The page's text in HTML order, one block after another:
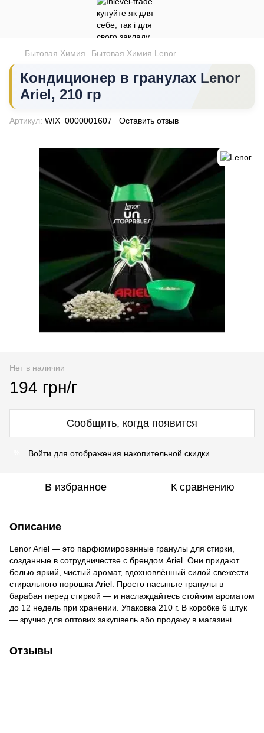
Бытовая Химия Бытовая Химия Lenor
Кондиционер в гранулах Lenor
Ariel, 210 гр
Артикул: WIX_0000001607 Оставить отзыв
Нет в наличии
194 грн/г
Сообщить, когда появится
Войти для отображения накопительной скидки
В избранное К сравнению
Описание
Lenor Ariel — это парфюмированные гранулы для стирки,
созданные в сотрудничестве с брендом Ariel. Они придают
белью яркий, чистый аромат, вдохновлённый силой свежести
стирального порошка Ariel. Просто насыпьте гранулы в
барабан перед стиркой — и наслаждайтесь стойким ароматом
до 12 недель при хранении. Упаковка 210 г. В коробке 6 штук
— зручно для оптових закупівель або продажу в магазині.
Отзывы